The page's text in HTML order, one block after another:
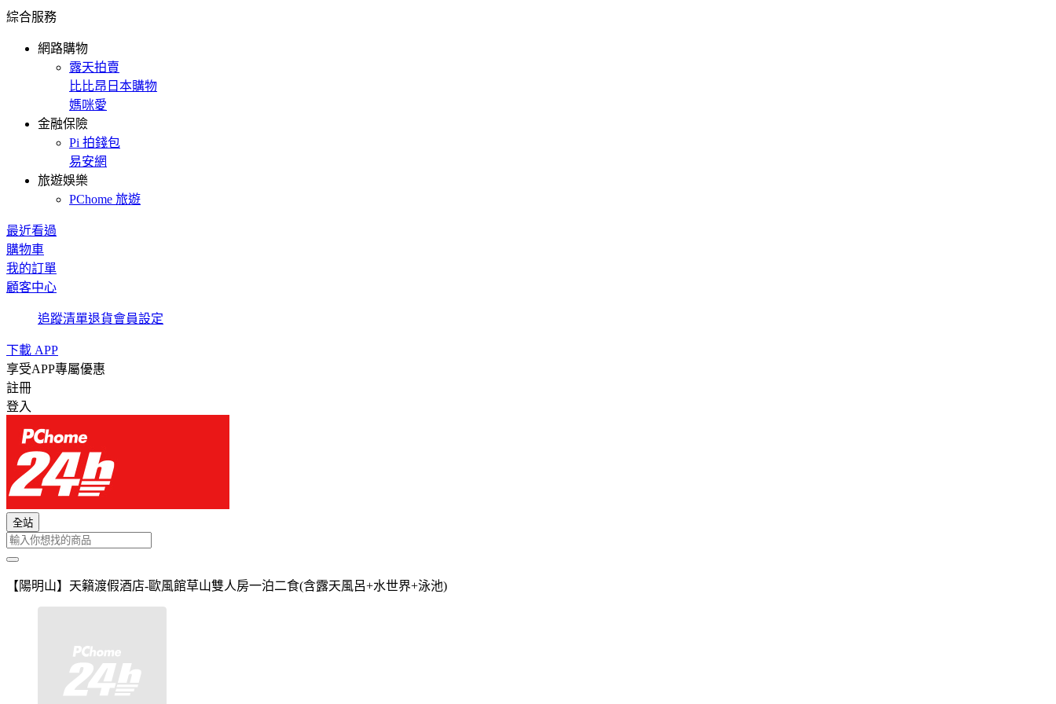
綜合服務
網路購物
露天拍賣
比比昂日本購物
媽咪愛
金融保險
Pi 拍錢包
易安網
旅遊娛樂
PChome 旅遊
最近看過
購物車
我的訂單
顧客中心
追蹤清單退貨會員設定
下載 APP
享受APP專屬優惠
註冊
登入
全站
【陽明山】天籟渡假酒店-歐風館草山雙人房一泊二食(含露天風呂+水世界+泳池)